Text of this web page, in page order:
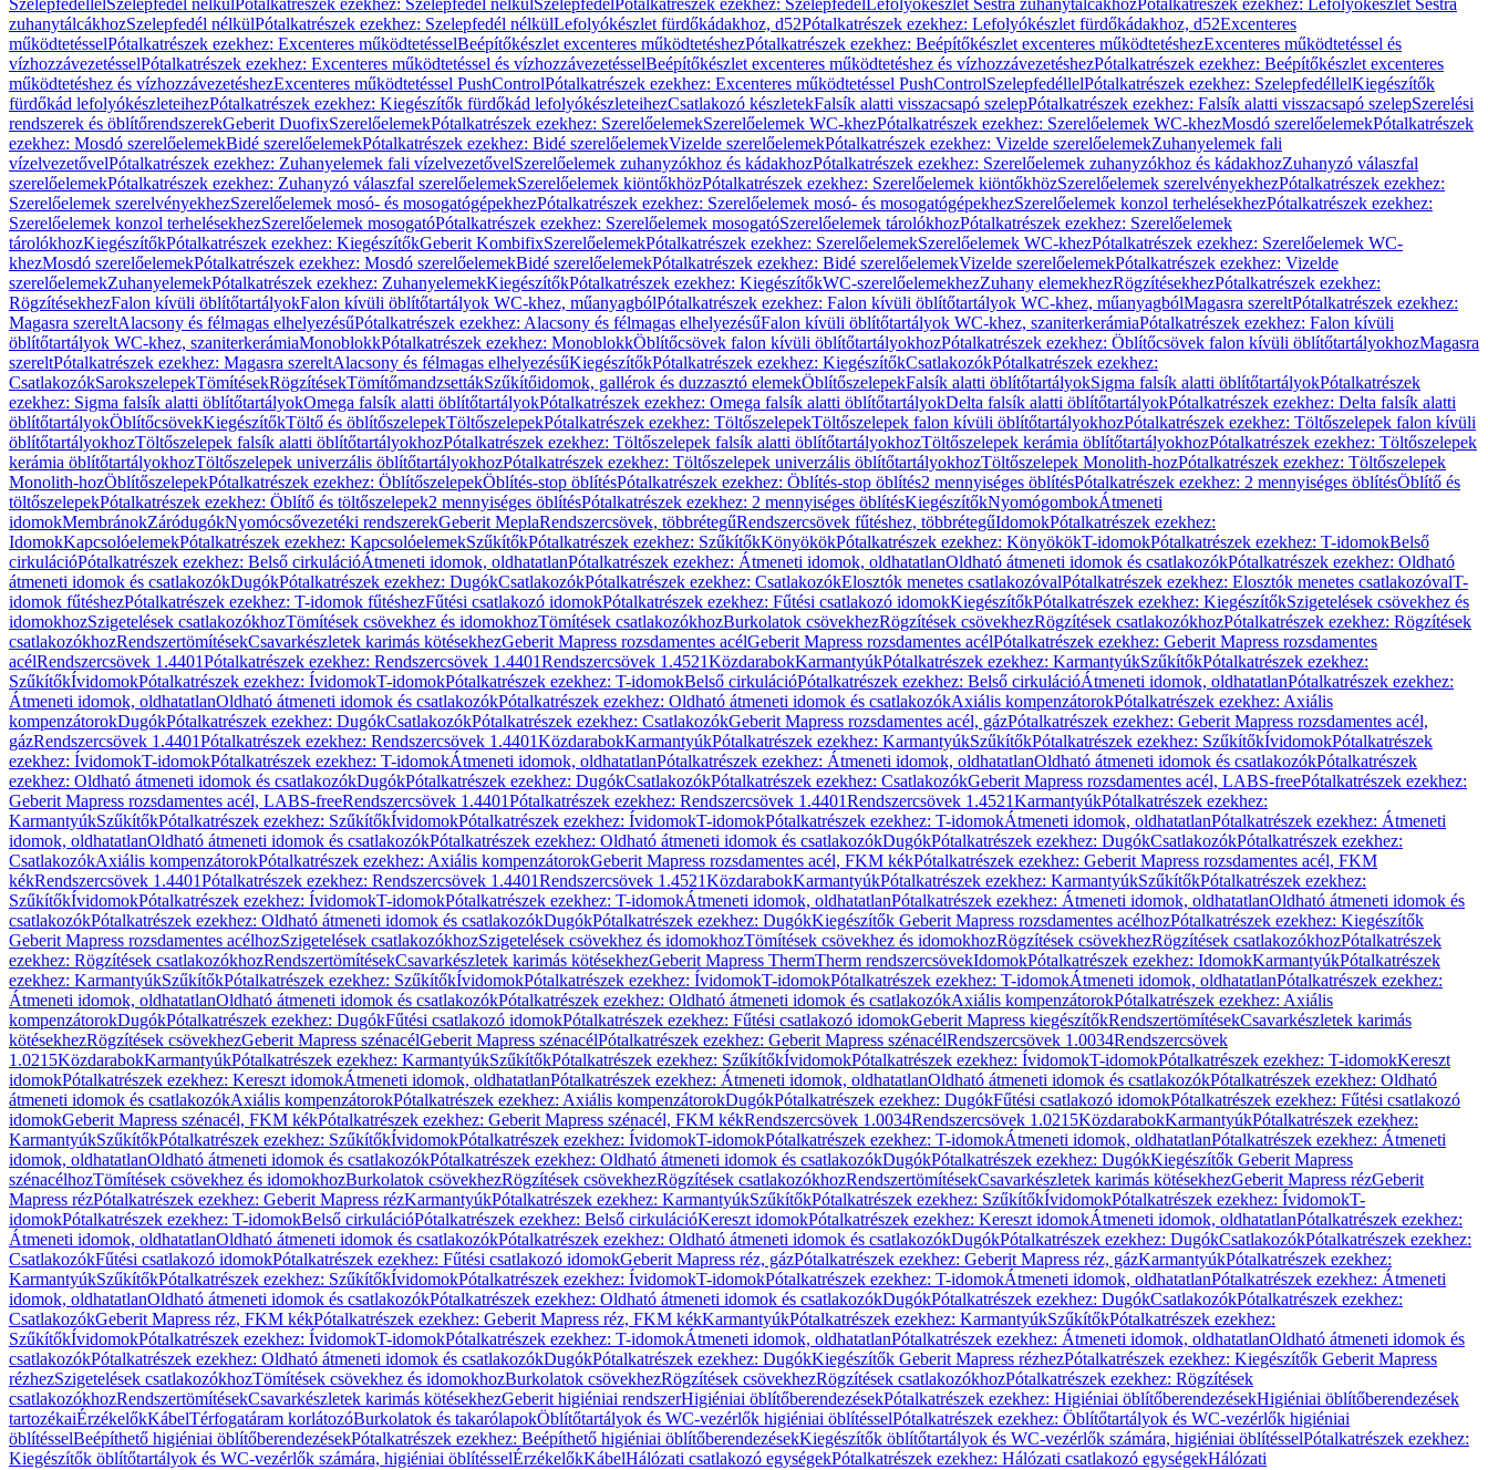
SzelepfedéllelSzelepfedél nélkülPótalkatrészek ezekhez: Szelepfedél nélkülSzelepfedélPótalkatrészek ezekhez: SzelepfedélLefolyókészlet Sestra zuhanytálcákhozPótalkatrészek ezekhez: Lefolyókészlet Sestra
zuhanytálcákhozSzelepfedél nélkülPótalkatrészek ezekhez: Szelepfedél nélkülLefolyókészlet fürdőkádakhoz, d52Pótalkatrészek ezekhez: Lefolyókészlet fürdőkádakhoz, d52Excenteres
működtetésselPótalkatrészek ezekhez: Excenteres működtetésselBeépítőkészlet excenteres működtetéshezPótalkatrészek ezekhez: Beépítőkészlet excenteres működtetéshezExcenteres működtetéssel és
vízhozzávezetésselPótalkatrészek ezekhez: Excenteres működtetéssel és vízhozzávezetésselBeépítőkészlet excenteres működtetéshez és vízhozzávezetéshezPótalkatrészek ezekhez: Beépítőkészlet excenteres
működtetéshez és vízhozzávezetéshezExcenteres működtetéssel PushControlPótalkatrészek ezekhez: Excenteres működtetéssel PushControlSzelepfedéllelPótalkatrészek ezekhez: SzelepfedéllelKiegészítők
fürdőkád lefolyókészleteihezPótalkatrészek ezekhez: Kiegészítők fürdőkád lefolyókészleteihezCsatlakozó készletekFalsík alatti visszacsapó szelepPótalkatrészek ezekhez: Falsík alatti visszacsapó szelepSzerelési
rendszerek és öblítőrendszerekGeberit DuofixSzerelőelemekPótalkatrészek ezekhez: SzerelőelemekSzerelőelemek WC-khezPótalkatrészek ezekhez: Szerelőelemek WC-khezMosdó szerelőelemekPótalkatrészek
ezekhez: Mosdó szerelőelemekBidé szerelőelemekPótalkatrészek ezekhez: Bidé szerelőelemekVizelde szerelőelemekPótalkatrészek ezekhez: Vizelde szerelőelemekZuhanyelemek fali
vízelvezetővelPótalkatrészek ezekhez: Zuhanyelemek fali vízelvezetővelSzerelőelemek zuhanyzókhoz és kádakhozPótalkatrészek ezekhez: Szerelőelemek zuhanyzókhoz és kádakhozZuhanyzó válaszfal
szerelőelemekPótalkatrészek ezekhez: Zuhanyzó válaszfal szerelőelemekSzerelőelemek kiöntőkhözPótalkatrészek ezekhez: Szerelőelemek kiöntőkhözSzerelőelemek szerelvényekhezPótalkatrészek ezekhez:
Szerelőelemek szerelvényekhezSzerelőelemek mosó- és mosogatógépekhezPótalkatrészek ezekhez: Szerelőelemek mosó- és mosogatógépekhezSzerelőelemek konzol terhelésekhezPótalkatrészek ezekhez:
Szerelőelemek konzol terhelésekhezSzerelőelemek mosogatóPótalkatrészek ezekhez: Szerelőelemek mosogatóSzerelőelemek tárolókhozPótalkatrészek ezekhez: Szerelőelemek
tárolókhozKiegészítőkPótalkatrészek ezekhez: KiegészítőkGeberit KombifixSzerelőelemekPótalkatrészek ezekhez: SzerelőelemekSzerelőelemek WC-khezPótalkatrészek ezekhez: Szerelőelemek WC-
khezMosdó szerelőelemekPótalkatrészek ezekhez: Mosdó szerelőelemekBidé szerelőelemekPótalkatrészek ezekhez: Bidé szerelőelemekVizelde szerelőelemekPótalkatrészek ezekhez: Vizelde
szerelőelemekZuhanyelemekPótalkatrészek ezekhez: ZuhanyelemekKiegészítőkPótalkatrészek ezekhez: KiegészítőkWC-szerelőelemekhezZuhany elemekhezRögzítésekhezPótalkatrészek ezekhez:
RögzítésekhezFalon kívüli öblítőtartályokFalon kívüli öblítőtartályok WC-khez, műanyagbólPótalkatrészek ezekhez: Falon kívüli öblítőtartályok WC-khez, műanyagbólMagasra szereltPótalkatrészek ezekhez:
Magasra szereltAlacsony és félmagas elhelyezésűPótalkatrészek ezekhez: Alacsony és félmagas elhelyezésűFalon kívüli öblítőtartályok WC-khez, szaniterkerámiaPótalkatrészek ezekhez: Falon kívüli
öblítőtartályok WC-khez, szaniterkerámiaMonoblokkPótalkatrészek ezekhez: MonoblokkÖblítőcsövek falon kívüli öblítőtartályokhozPótalkatrészek ezekhez: Öblítőcsövek falon kívüli öblítőtartályokhozMagasra
szereltPótalkatrészek ezekhez: Magasra szereltAlacsony és félmagas elhelyezésűKiegészítőkPótalkatrészek ezekhez: KiegészítőkCsatlakozókPótalkatrészek ezekhez:
CsatlakozókSarokszelepekTömítésekRögzítésekTömítőmandzsettákSzűkítőidomok, gallérok és duzzasztó elemekÖblítőszelepekFalsík alatti öblítőtartályokSigma falsík alatti öblítőtartályokPótalkatrészek
ezekhez: Sigma falsík alatti öblítőtartályokOmega falsík alatti öblítőtartályokPótalkatrészek ezekhez: Omega falsík alatti öblítőtartályokDelta falsík alatti öblítőtartályokPótalkatrészek ezekhez: Delta falsík alatti
öblítőtartályokÖblítőcsövekKiegészítőkTöltő és öblítőszelepekTöltőszelepekPótalkatrészek ezekhez: TöltőszelepekTöltőszelepek falon kívüli öblítőtartályokhozPótalkatrészek ezekhez: Töltőszelepek falon kívüli
öblítőtartályokhozTöltőszelepek falsík alatti öblítőtartályokhozPótalkatrészek ezekhez: Töltőszelepek falsík alatti öblítőtartályokhozTöltőszelepek kerámia öblítőtartályokhozPótalkatrészek ezekhez: Töltőszelepek
kerámia öblítőtartályokhozTöltőszelepek univerzális öblítőtartályokhozPótalkatrészek ezekhez: Töltőszelepek univerzális öblítőtartályokhozTöltőszelepek Monolith-hozPótalkatrészek ezekhez: Töltőszelepek
Monolith-hozÖblítőszelepekPótalkatrészek ezekhez: ÖblítőszelepekÖblítés-stop öblítésPótalkatrészek ezekhez: Öblítés-stop öblítés2 mennyiséges öblítésPótalkatrészek ezekhez: 2 mennyiséges öblítésÖblítő és
töltőszelepekPótalkatrészek ezekhez: Öblítő és töltőszelepek2 mennyiséges öblítésPótalkatrészek ezekhez: 2 mennyiséges öblítésKiegészítőkNyomógombokÁtmeneti
idomokMembránokZáródugókNyomócsővezetéki rendszerekGeberit MeplaRendszercsövek, többrétegűRendszercsövek fűtéshez, többrétegűIdomokPótalkatrészek ezekhez:
IdomokKapcsolóelemekPótalkatrészek ezekhez: KapcsolóelemekSzűkítőkPótalkatrészek ezekhez: SzűkítőkKönyökökPótalkatrészek ezekhez: KönyökökT-idomokPótalkatrészek ezekhez: T-idomokBelső
cirkulációPótalkatrészek ezekhez: Belső cirkulációÁtmeneti idomok, oldhatatlanPótalkatrészek ezekhez: Átmeneti idomok, oldhatatlanOldható átmeneti idomok és csatlakozókPótalkatrészek ezekhez: Oldható
átmeneti idomok és csatlakozókDugókPótalkatrészek ezekhez: DugókCsatlakozókPótalkatrészek ezekhez: CsatlakozókElosztók menetes csatlakozóvalPótalkatrészek ezekhez: Elosztók menetes csatlakozóvalT-
idomok fűtéshezPótalkatrészek ezekhez: T-idomok fűtéshezFűtési csatlakozó idomokPótalkatrészek ezekhez: Fűtési csatlakozó idomokKiegészítőkPótalkatrészek ezekhez: KiegészítőkSzigetelések csövekhez és
idomokhozSzigetelések csatlakozókhozTömítések csövekhez és idomokhozTömítések csatlakozókhozBurkolatok csövekhezRögzítések csövekhezRögzítések csatlakozókhozPótalkatrészek ezekhez: Rögzítések
csatlakozókhozRendszertömítésekCsavarkészletek karimás kötésekhezGeberit Mapress rozsdamentes acélGeberit Mapress rozsdamentes acélPótalkatrészek ezekhez: Geberit Mapress rozsdamentes
acélRendszercsövek 1.4401Pótalkatrészek ezekhez: Rendszercsövek 1.4401Rendszercsövek 1.4521KözdarabokKarmantyúkPótalkatrészek ezekhez: KarmantyúkSzűkítőkPótalkatrészek ezekhez:
SzűkítőkÍvidomokPótalkatrészek ezekhez: ÍvidomokT-idomokPótalkatrészek ezekhez: T-idomokBelső cirkulációPótalkatrészek ezekhez: Belső cirkulációÁtmeneti idomok, oldhatatlanPótalkatrészek ezekhez:
Átmeneti idomok, oldhatatlanOldható átmeneti idomok és csatlakozókPótalkatrészek ezekhez: Oldható átmeneti idomok és csatlakozókAxiális kompenzátorokPótalkatrészek ezekhez: Axiális
kompenzátorokDugókPótalkatrészek ezekhez: DugókCsatlakozókPótalkatrészek ezekhez: CsatlakozókGeberit Mapress rozsdamentes acél, gázPótalkatrészek ezekhez: Geberit Mapress rozsdamentes acél,
gázRendszercsövek 1.4401Pótalkatrészek ezekhez: Rendszercsövek 1.4401KözdarabokKarmantyúkPótalkatrészek ezekhez: KarmantyúkSzűkítőkPótalkatrészek ezekhez: SzűkítőkÍvidomokPótalkatrészek
ezekhez: ÍvidomokT-idomokPótalkatrészek ezekhez: T-idomokÁtmeneti idomok, oldhatatlanPótalkatrészek ezekhez: Átmeneti idomok, oldhatatlanOldható átmeneti idomok és csatlakozókPótalkatrészek
ezekhez: Oldható átmeneti idomok és csatlakozókDugókPótalkatrészek ezekhez: DugókCsatlakozókPótalkatrészek ezekhez: CsatlakozókGeberit Mapress rozsdamentes acél, LABS-freePótalkatrészek ezekhez:
Geberit Mapress rozsdamentes acél, LABS-freeRendszercsövek 1.4401Pótalkatrészek ezekhez: Rendszercsövek 1.4401Rendszercsövek 1.4521KarmantyúkPótalkatrészek ezekhez:
KarmantyúkSzűkítőkPótalkatrészek ezekhez: SzűkítőkÍvidomokPótalkatrészek ezekhez: ÍvidomokT-idomokPótalkatrészek ezekhez: T-idomokÁtmeneti idomok, oldhatatlanPótalkatrészek ezekhez: Átmeneti
idomok, oldhatatlanOldható átmeneti idomok és csatlakozókPótalkatrészek ezekhez: Oldható átmeneti idomok és csatlakozókDugókPótalkatrészek ezekhez: DugókCsatlakozókPótalkatrészek ezekhez:
CsatlakozókAxiális kompenzátorokPótalkatrészek ezekhez: Axiális kompenzátorokGeberit Mapress rozsdamentes acél, FKM kékPótalkatrészek ezekhez: Geberit Mapress rozsdamentes acél, FKM
kékRendszercsövek 1.4401Pótalkatrészek ezekhez: Rendszercsövek 1.4401Rendszercsövek 1.4521KözdarabokKarmantyúkPótalkatrészek ezekhez: KarmantyúkSzűkítőkPótalkatrészek ezekhez:
SzűkítőkÍvidomokPótalkatrészek ezekhez: ÍvidomokT-idomokPótalkatrészek ezekhez: T-idomokÁtmeneti idomok, oldhatatlanPótalkatrészek ezekhez: Átmeneti idomok, oldhatatlanOldható átmeneti idomok és
csatlakozókPótalkatrészek ezekhez: Oldható átmeneti idomok és csatlakozókDugókPótalkatrészek ezekhez: DugókKiegészítők Geberit Mapress rozsdamentes acélhozPótalkatrészek ezekhez: Kiegészítők
Geberit Mapress rozsdamentes acélhozSzigetelések csatlakozókhozSzigetelések csövekhez és idomokhozTömítések csövekhez és idomokhozRögzítések csövekhezRögzítések csatlakozókhozPótalkatrészek
ezekhez: Rögzítések csatlakozókhozRendszertömítésekCsavarkészletek karimás kötésekhezGeberit Mapress ThermTherm rendszercsövekIdomokPótalkatrészek ezekhez: IdomokKarmantyúkPótalkatrészek
ezekhez: KarmantyúkSzűkítőkPótalkatrészek ezekhez: SzűkítőkÍvidomokPótalkatrészek ezekhez: ÍvidomokT-idomokPótalkatrészek ezekhez: T-idomokÁtmeneti idomok, oldhatatlanPótalkatrészek ezekhez:
Átmeneti idomok, oldhatatlanOldható átmeneti idomok és csatlakozókPótalkatrészek ezekhez: Oldható átmeneti idomok és csatlakozókAxiális kompenzátorokPótalkatrészek ezekhez: Axiális
kompenzátorokDugókPótalkatrészek ezekhez: DugókFűtési csatlakozó idomokPótalkatrészek ezekhez: Fűtési csatlakozó idomokGeberit Mapress kiegészítőkRendszertömítésekCsavarkészletek karimás
kötésekhezRögzítések csövekhezGeberit Mapress szénacélGeberit Mapress szénacélPótalkatrészek ezekhez: Geberit Mapress szénacélRendszercsövek 1.0034Rendszercsövek
1.0215KözdarabokKarmantyúkPótalkatrészek ezekhez: KarmantyúkSzűkítőkPótalkatrészek ezekhez: SzűkítőkÍvidomokPótalkatrészek ezekhez: ÍvidomokT-idomokPótalkatrészek ezekhez: T-idomokKereszt
idomokPótalkatrészek ezekhez: Kereszt idomokÁtmeneti idomok, oldhatatlanPótalkatrészek ezekhez: Átmeneti idomok, oldhatatlanOldható átmeneti idomok és csatlakozókPótalkatrészek ezekhez: Oldható
átmeneti idomok és csatlakozókAxiális kompenzátorokPótalkatrészek ezekhez: Axiális kompenzátorokDugókPótalkatrészek ezekhez: DugókFűtési csatlakozó idomokPótalkatrészek ezekhez: Fűtési csatlakozó
idomokGeberit Mapress szénacél, FKM kékPótalkatrészek ezekhez: Geberit Mapress szénacél, FKM kékRendszercsövek 1.0034Rendszercsövek 1.0215KözdarabokKarmantyúkPótalkatrészek ezekhez:
KarmantyúkSzűkítőkPótalkatrészek ezekhez: SzűkítőkÍvidomokPótalkatrészek ezekhez: ÍvidomokT-idomokPótalkatrészek ezekhez: T-idomokÁtmeneti idomok, oldhatatlanPótalkatrészek ezekhez: Átmeneti
idomok, oldhatatlanOldható átmeneti idomok és csatlakozókPótalkatrészek ezekhez: Oldható átmeneti idomok és csatlakozókDugókPótalkatrészek ezekhez: DugókKiegészítők Geberit Mapress
szénacélhozTömítések csövekhez és idomokhozBurkolatok csövekhezRögzítések csövekhezRögzítések csatlakozókhozRendszertömítésekCsavarkészletek karimás kötésekhezGeberit Mapress rézGeberit
Mapress rézPótalkatrészek ezekhez: Geberit Mapress rézKarmantyúkPótalkatrészek ezekhez: KarmantyúkSzűkítőkPótalkatrészek ezekhez: SzűkítőkÍvidomokPótalkatrészek ezekhez: ÍvidomokT-
idomokPótalkatrészek ezekhez: T-idomokBelső cirkulációPótalkatrészek ezekhez: Belső cirkulációKereszt idomokPótalkatrészek ezekhez: Kereszt idomokÁtmeneti idomok, oldhatatlanPótalkatrészek ezekhez:
Átmeneti idomok, oldhatatlanOldható átmeneti idomok és csatlakozókPótalkatrészek ezekhez: Oldható átmeneti idomok és csatlakozókDugókPótalkatrészek ezekhez: DugókCsatlakozókPótalkatrészek ezekhez:
CsatlakozókFűtési csatlakozó idomokPótalkatrészek ezekhez: Fűtési csatlakozó idomokGeberit Mapress réz, gázPótalkatrészek ezekhez: Geberit Mapress réz, gázKarmantyúkPótalkatrészek ezekhez:
KarmantyúkSzűkítőkPótalkatrészek ezekhez: SzűkítőkÍvidomokPótalkatrészek ezekhez: ÍvidomokT-idomokPótalkatrészek ezekhez: T-idomokÁtmeneti idomok, oldhatatlanPótalkatrészek ezekhez: Átmeneti
idomok, oldhatatlanOldható átmeneti idomok és csatlakozókPótalkatrészek ezekhez: Oldható átmeneti idomok és csatlakozókDugókPótalkatrészek ezekhez: DugókCsatlakozókPótalkatrészek ezekhez:
CsatlakozókGeberit Mapress réz, FKM kékPótalkatrészek ezekhez: Geberit Mapress réz, FKM kékKarmantyúkPótalkatrészek ezekhez: KarmantyúkSzűkítőkPótalkatrészek ezekhez:
SzűkítőkÍvidomokPótalkatrészek ezekhez: ÍvidomokT-idomokPótalkatrészek ezekhez: T-idomokÁtmeneti idomok, oldhatatlanPótalkatrészek ezekhez: Átmeneti idomok, oldhatatlanOldható átmeneti idomok és
csatlakozókPótalkatrészek ezekhez: Oldható átmeneti idomok és csatlakozókDugókPótalkatrészek ezekhez: DugókKiegészítők Geberit Mapress rézhezPótalkatrészek ezekhez: Kiegészítők Geberit Mapress
rézhezSzigetelések csatlakozókhozTömítések csövekhez és idomokhozBurkolatok csövekhezRögzítések csövekhezRögzítések csatlakozókhozPótalkatrészek ezekhez: Rögzítések
csatlakozókhozRendszertömítésekCsavarkészletek karimás kötésekhezGeberit higiéniai rendszerHigiéniai öblítőberendezésekPótalkatrészek ezekhez: Higiéniai öblítőberendezésekHigiéniai öblítőberendezések
tartozékaiÉrzékelőkKábelTérfogatáram korlátozóBurkolatok és takarólapokÖblítőtartályok és WC-vezérlők higiéniai öblítésselPótalkatrészek ezekhez: Öblítőtartályok és WC-vezérlők higiéniai
öblítésselBeépíthető higiéniai öblítőberendezésekPótalkatrészek ezekhez: Beépíthető higiéniai öblítőberendezésekKiegészítők öblítőtartályok és WC-vezérlők számára, higiéniai öblítésselPótalkatrészek ezekhez:
Kiegészítők öblítőtartályok és WC-vezérlők számára, higiéniai öblítésselÉrzékelőkKábelHálózati csatlakozó egységekPótalkatrészek ezekhez: Hálózati csatlakozó egységekHálózati